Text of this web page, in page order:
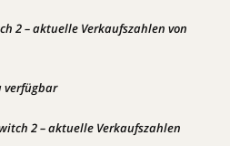
2 – aktuelle Verkaufszahlen von
verfügbar
2 – aktuelle Verkaufszahlen